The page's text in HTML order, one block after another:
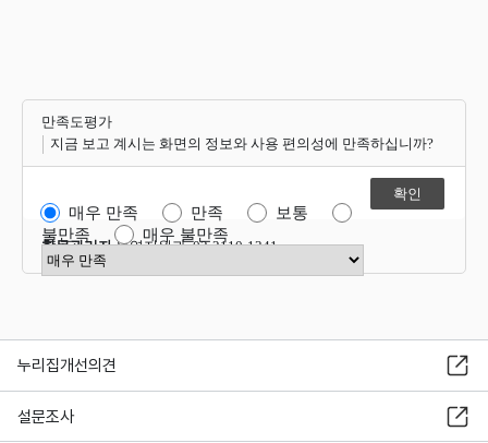
만족도평가
지금 보고 계시는 화면의 정보와 사용 편의성에 만족하십니까?
매우 만족 만족
보통
불만족
매우 불만족
만족도 점수 선택
항목관리자운영지원과 02-2110-1341
누리집개선의견
설문조사